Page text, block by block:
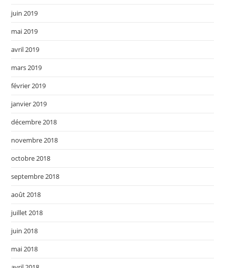
juin 2019
mai 2019
avril 2019
mars 2019
février 2019
janvier 2019
décembre 2018
novembre 2018
octobre 2018
septembre 2018
août 2018
juillet 2018
juin 2018
mai 2018